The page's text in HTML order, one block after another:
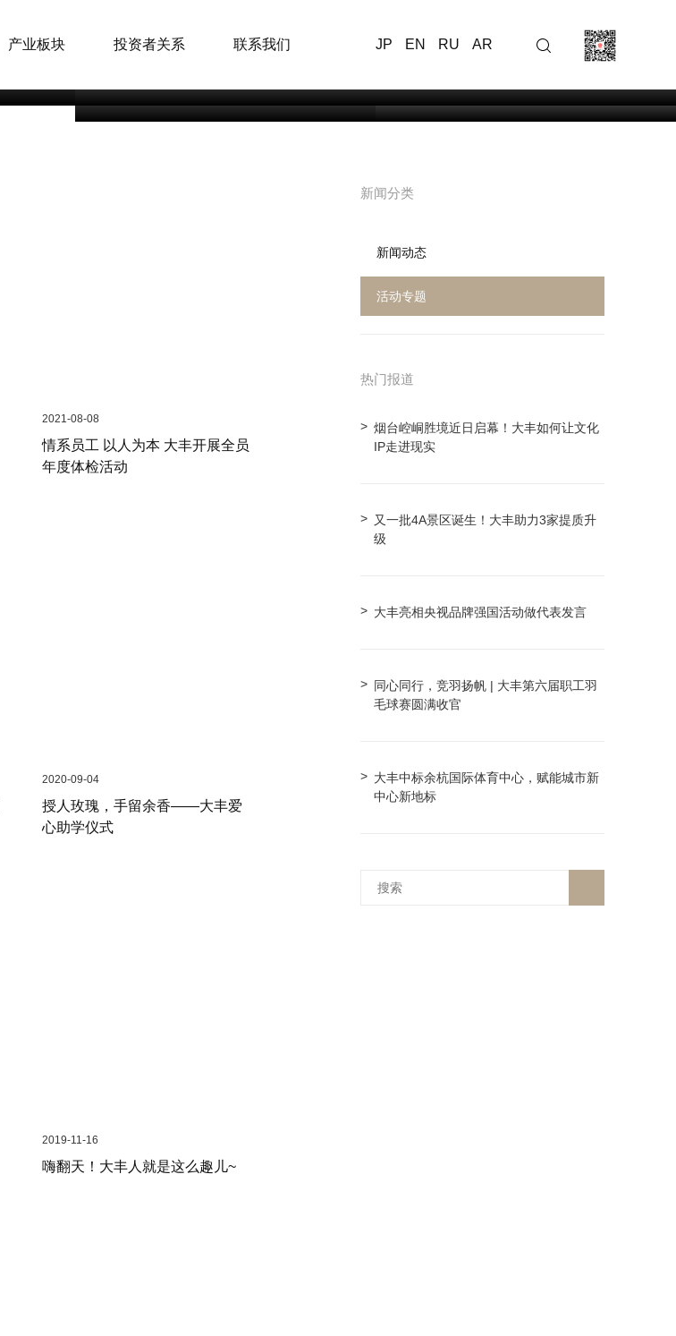
产业板块 投资者关系 联系我们 JP EN RU AR
又一批4A景区诞生！大丰助力3家
大丰亮相央视品牌强国活动做代
2021-08-08
情系员工 以人为本 大丰开展全员
年度体检活动
2020-09-04
授人玫瑰，手留余香——大丰爱
心助学仪式
2019-11-16
嗨翻天！大丰人就是这么趣儿~
新闻分类
新闻动态
活动专题
热门报道
烟台崆峒胜境近日启幕！大丰如何让文化
IP走进现实
又一批4A景区诞生！大丰助力3家提质升
级
大丰亮相央视品牌强国活动做代表发言
同心同行，竞羽扬帆 | 大丰第六届职工羽
毛球赛圆满收官
大丰中标余杭国际体育中心，赋能城市新
中心新地标